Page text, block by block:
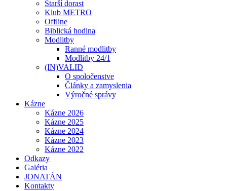
Starší dorast
Klub METRO
Offline
Biblická hodina
Modlitby
Ranné modlitby
Modlitby 24/1
(IN)VALID
O spoločenstve
Články a zamyslenia
Výročné správy
Kázne
Kázne 2026
Kázne 2025
Kázne 2024
Kázne 2023
Kázne 2022
Odkazy
Galéria
JONATÁN
Kontakty